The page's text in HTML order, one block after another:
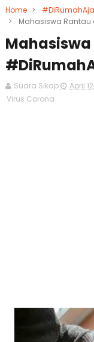
Home > #DiRumahAja
>
Mahasiswa
Suara Sikap April
Virus Corona